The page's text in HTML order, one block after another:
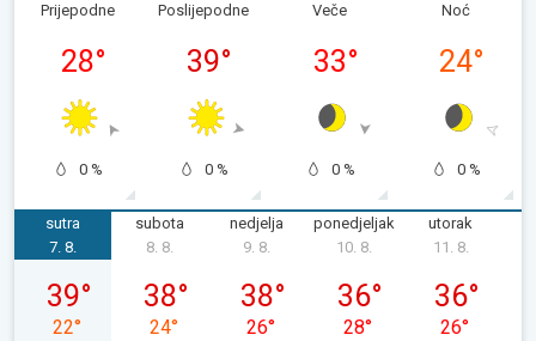
Prijepodne
28°
0 %
Poslijepodne
39°
0 %
Veče
33°
0 %
Noć
24°
0 %
sutra
petak, 07. 08.
7. 8.
39°
22°
subota
8. 8.
38°
24°
nedjelja
9. 8.
38°
26°
ponedjeljak
10. 8.
36°
28°
utorak
11. 8.
36°
26°